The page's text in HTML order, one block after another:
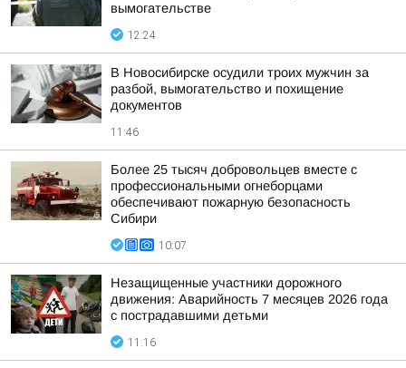
вымогательстве
12:24
В Новосибирске осудили троих мужчин за
разбой, вымогательство и похищение
документов
11:46
Более 25 тысяч добровольцев вместе с
профессиональными огнеборцами
обеспечивают пожарную безопасность
Сибири
10:07
Незащищенные участники дорожного
движения: Аварийность 7 месяцев 2026 года
с пострадавшими детьми
11:16